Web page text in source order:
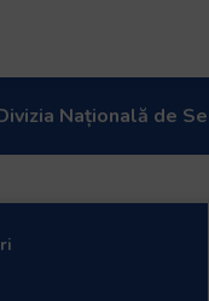
Națională de